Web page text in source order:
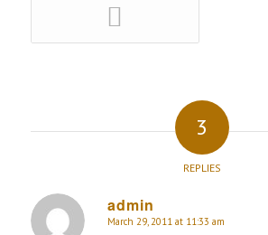
3
REPLIES
admin
says:
March 29, 2011 at 11:33 am